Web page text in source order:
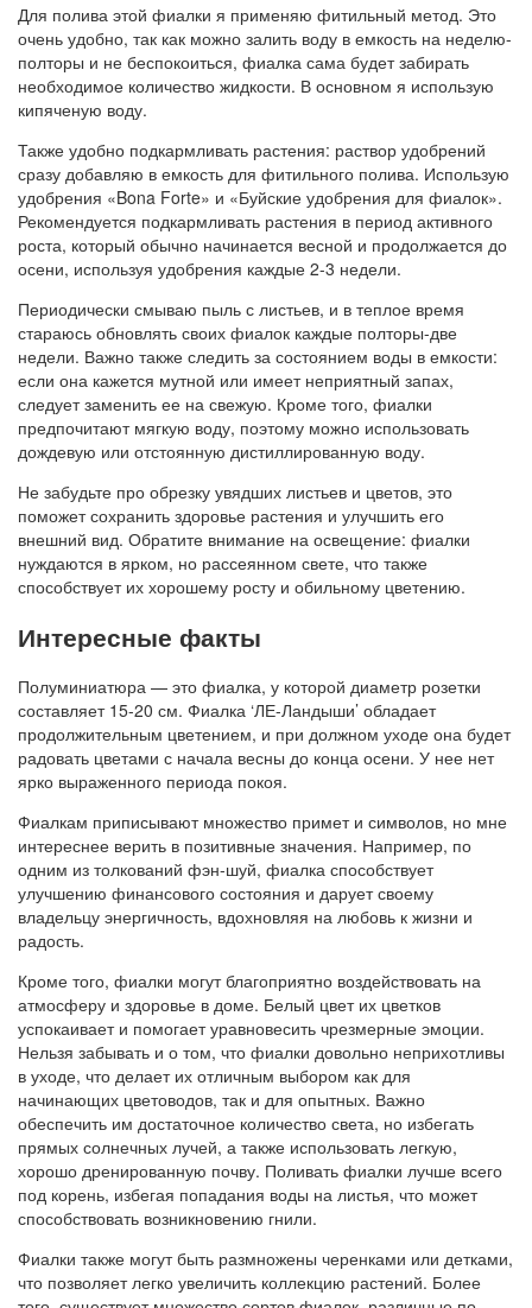
Для полива этой фиалки я применяю фитильный метод. Это
очень удобно, так как можно залить воду в емкость на неделю-
полторы и не беспокоиться, фиалка сама будет забирать
необходимое количество жидкости. В основном я использую
кипяченую воду.
Также удобно подкармливать растения: раствор удобрений
сразу добавляю в емкость для фитильного полива. Использую
удобрения «Bona Forte» и «Буйские удобрения для фиалок».
Рекомендуется подкармливать растения в период активного
роста, который обычно начинается весной и продолжается до
осени, используя удобрения каждые 2-3 недели.
Периодически смываю пыль с листьев, и в теплое время
стараюсь обновлять своих фиалок каждые полторы-две
недели. Важно также следить за состоянием воды в емкости:
если она кажется мутной или имеет неприятный запах,
следует заменить ее на свежую. Кроме того, фиалки
предпочитают мягкую воду, поэтому можно использовать
дождевую или отстоянную дистиллированную воду.
Не забудьте про обрезку увядших листьев и цветов, это
поможет сохранить здоровье растения и улучшить его
внешний вид. Обратите внимание на освещение: фиалки
нуждаются в ярком, но рассеянном свете, что также
способствует их хорошему росту и обильному цветению.
Интересные факты
Полуминиатюра — это фиалка, у которой диаметр розетки
составляет 15-20 см. Фиалка ‘ЛЕ-Ландыши’ обладает
продолжительным цветением, и при должном уходе она будет
радовать цветами с начала весны до конца осени. У нее нет
ярко выраженного периода покоя.
Фиалкам приписывают множество примет и символов, но мне
интереснее верить в позитивные значения. Например, по
одним из толкований фэн-шуй, фиалка способствует
улучшению финансового состояния и дарует своему
владельцу энергичность, вдохновляя на любовь к жизни и
радость.
Кроме того, фиалки могут благоприятно воздействовать на
атмосферу и здоровье в доме. Белый цвет их цветков
успокаивает и помогает уравновесить чрезмерные эмоции.
Нельзя забывать и о том, что фиалки довольно неприхотливы
в уходе, что делает их отличным выбором как для
начинающих цветоводов, так и для опытных. Важно
обеспечить им достаточное количество света, но избегать
прямых солнечных лучей, а также использовать легкую,
хорошо дренированную почву. Поливать фиалки лучше всего
под корень, избегая попадания воды на листья, что может
способствовать возникновению гнили.
Фиалки также могут быть размножены черенками или детками,
что позволяет легко увеличить коллекцию растений. Более